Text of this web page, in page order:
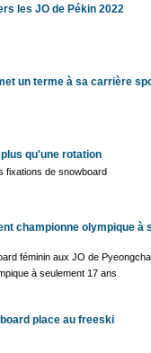
les JO de Pékin 2022
un terme à sa carrière
qu'une rotation
fixations de snowboard
championne olympique à
féminin aux JO de
à seulement 17 ans
place au freeski